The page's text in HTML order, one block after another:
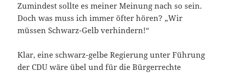
Zumindest sollte es meiner Meinung nach so sein.
Doch was muss ich immer öfter hören? „Wir
müssen Schwarz-Gelb verhindern!“
Klar, eine schwarz-gelbe Regierung unter Führung
der CDU wäre übel und für die Bürgerrechte